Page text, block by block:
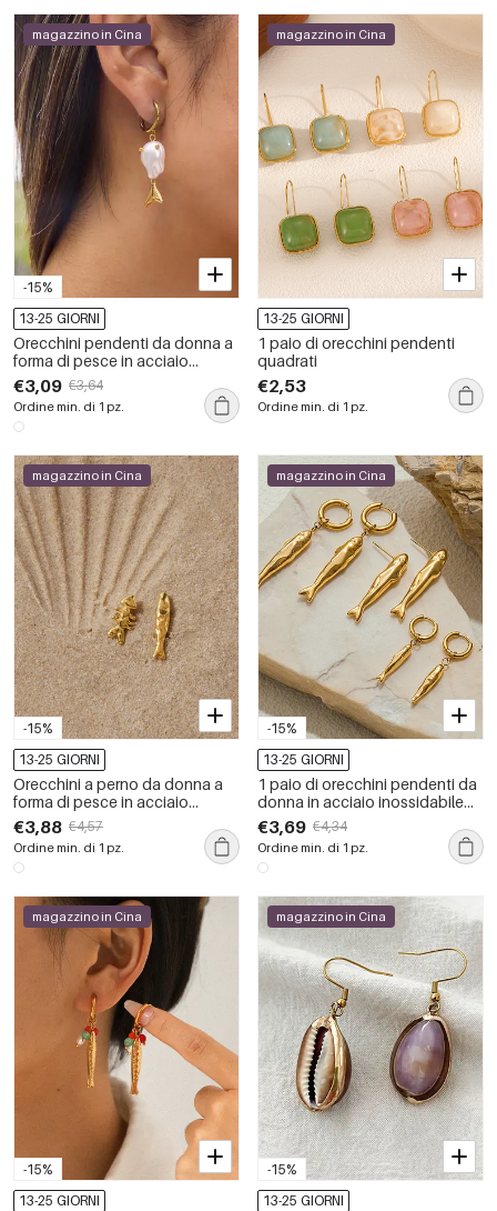
-15%
magazzino in Cina
13-25 GIORNI
Orecchini pendenti da donna a
forma di pesce in acciaio
inossidabile color oro,
impermeabili, con perle, stile
oceanico.
€3,09 €3,64
Ordine min. di 1 pz.
magazzino in Cina
13-25 GIORNI
1 paio di orecchini pendenti
quadrati
€2,53
Ordine min. di 1 pz.
-15%
magazzino in Cina
13-25 GIORNI
Orecchini a perno da donna a
forma di pesce in acciaio
inossidabile, impermeabili, color
oro.
€3,88 €4,57
Ordine min. di 1 pz.
-15%
magazzino in Cina
13-25 GIORNI
1 paio di orecchini pendenti da
donna in acciaio inossidabile
color oro a forma di pesce
€3,69 €4,34
Ordine min. di 1 pz.
-15%
magazzino in Cina
13-25 GIORNI
-15%
magazzino in Cina
13-25 GIORNI